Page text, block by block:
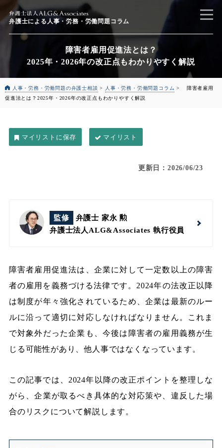
弁護士による 人事・労務・労働問題コラム
障害者雇用促進法とは？
2025年・2026年の改正点もわかりやすく解説
人事・労務・労働問題の弁護士相談 > 人事・労務・労働問題コラム >
障害者雇用
促進法とは？ 2025年・2026年の改正点もわかりやすく解説
マイリスト
更新日：2026/06/23
監修
弁護士 家永 勲
弁護士法人ALG&Associates 執行役員
障害者雇用促進法は、企業に対して一定数以上の障害
者の雇用を義務づける法律です。2024年の法改正以降
は制度が年々強化されているため、企業は最新のルー
ルに沿って適切に対応しなければなりません。これま
で対象外だった企業も、今後は障害者の雇用義務が生
じる可能性があり、他人事ではなくなっています。
この記事では、2024年以降の改正ポイントを整理しな
がら、企業が取るべき具体的な対応策や、違反した場
合のリスクについて解説します。